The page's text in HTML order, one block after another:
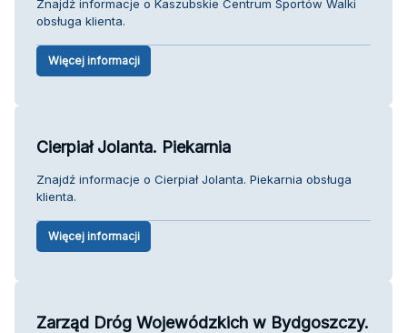
Znajdź informacje o Kaszubskie Centrum Sportów Walki
obsługa klienta.
Więcej informacji
Cierpiał Jolanta. Piekarnia
Znajdź informacje o Cierpiał Jolanta. Piekarnia obsługa
klienta.
Więcej informacji
Zarząd Dróg Wojewódzkich w Bydgoszczy.